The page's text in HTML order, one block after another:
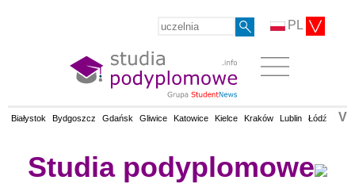
PL
Białystok Bydgoszcz Gdańsk Gliwice Katowice Kielce Kraków Lublin Łódź V
Studia podyplomowe